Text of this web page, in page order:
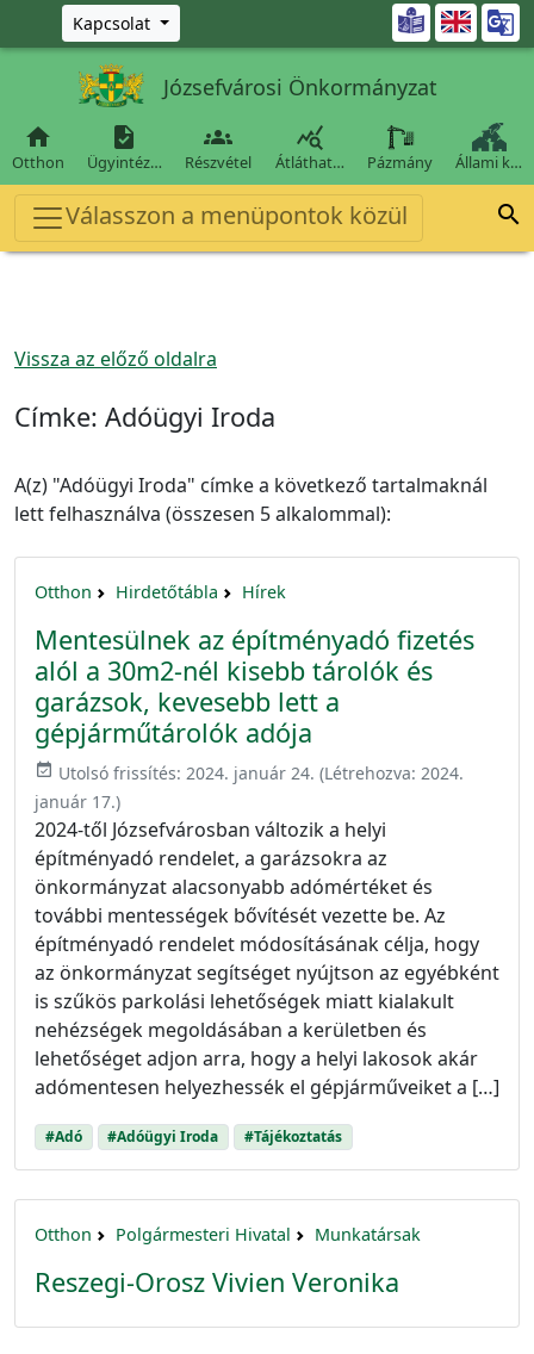
Ugrás a fő tartalomra
Kapcsolat 
Józsefvárosi Önkormányzat

Otthon

Ügyintéz…

Részvétel

Átláthat… Pázmány Állami k…
Válasszon a menüpontok közül 
Vissza az előző oldalra
Címke: Adóügyi Iroda
A(z) "Adóügyi Iroda" címke a következő tartalmaknál
lett felhasználva (összesen 5 alkalommal):
Otthon Hirdetőtábla Hírek
Mentesülnek az építményadó fizetés
alól a 30m2-nél kisebb tárolók és
garázsok, kevesebb lett a
gépjárműtárolók adója
event_available Utolsó frissítés: 2024. január 24. (Létrehozva: 2024.
január 17.)
2024-től Józsefvárosban változik a helyi
építményadó rendelet, a garázsokra az
önkormányzat alacsonyabb adómértéket és
további mentességek bővítését vezette be. Az
építményadó rendelet módosításának célja, hogy
az önkormányzat segítséget nyújtson az egyébként
is szűkös parkolási lehetőségek miatt kialakult
nehézségek megoldásában a kerületben és
lehetőséget adjon arra, hogy a helyi lakosok akár
adómentesen helyezhessék el gépjárműveiket a […]
#Adó #Adóügyi Iroda #Tájékoztatás
Otthon Polgármesteri Hivatal Munkatársak
Reszegi-Orosz Vivien Veronika